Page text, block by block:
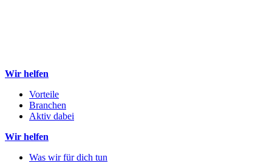
Wir helfen
Vorteile
Branchen
Aktiv dabei
Wir helfen
Was wir für dich tun